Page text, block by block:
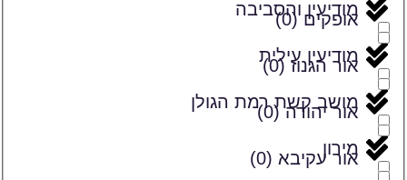
מודיעין והסביבה
מודיעין עילית
מושב קשת רמת הגולן
מירון
אופקים(
0
)
אור הגנוז (
0
)
אור יהודה (
0
)
אור עקיבא (
0
)